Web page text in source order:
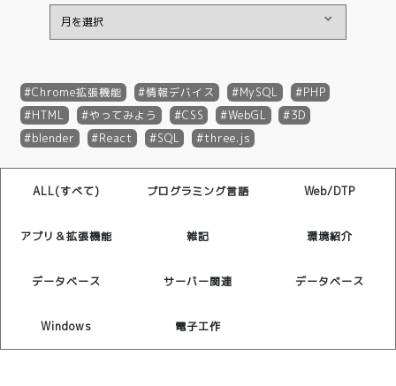
Chrome拡張機能 情報デバイス MySQL
PHP
HTML
やってみよう CSS WebGL
3D
blender
React SQL three.js
ALL(すべて) プログラミング言語 Web/DTP
アプリ＆拡張機能 雑記 環境紹介
データベース サーバー関連 データベース
Windows 電子工作